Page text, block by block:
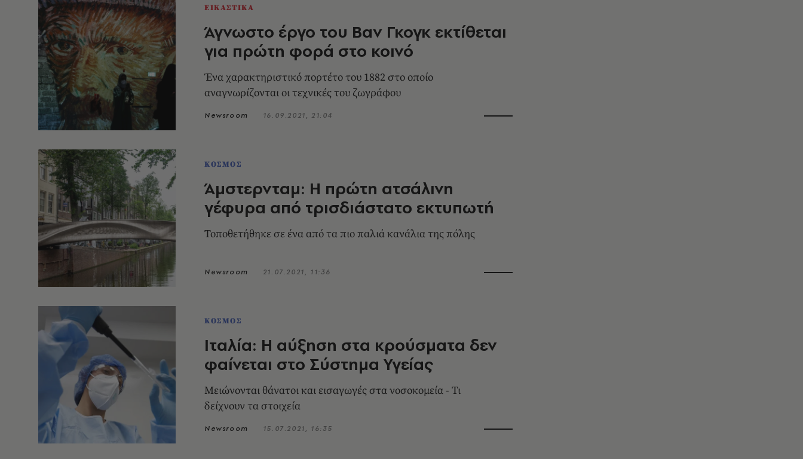
ΕΙΚΑΣΤΙΚΑ
Άγνωστο έργο του Βαν Γκογκ εκτίθεται
για πρώτη φορά στο κοινό
Ένα χαρακτηριστικό πορτέτο του 1882 στο οποίο
αναγνωρίζονται οι τεχνικές του ζωγράφου
Newsroom 16.09.2021, 21:04
ΚΟΣΜΟΣ
Άμστερνταμ: Η πρώτη ατσάλινη
γέφυρα από τρισδιάστατο εκτυπωτή
Τοποθετήθηκε σε ένα από τα πιο παλιά κανάλια της πόλης
Newsroom 21.07.2021, 11:36
ΚΟΣΜΟΣ
Ιταλία: Η αύξηση στα κρούσματα δεν
φαίνεται στο Σύστημα Υγείας
Μειώνονται θάνατοι και εισαγωγές στα νοσοκομεία - Τι
δείχνουν τα στοιχεία
Newsroom 15.07.2021, 16:35